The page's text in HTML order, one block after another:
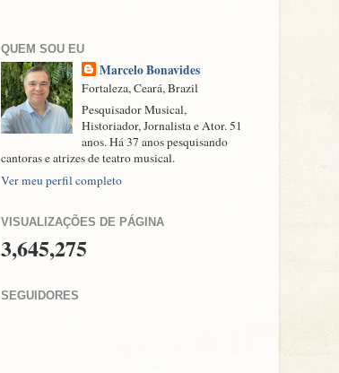
QUEM SOU EU
Marcelo Bonavides
Fortaleza, Ceará, Brazil
Pesquisador Musical,
Historiador, Jornalista e Ator. 51
anos. Há 37 anos pesquisando
cantoras e atrizes de teatro musical.
Ver meu perfil completo
VISUALIZAÇÕES DE PÁGINA
3,645,275
SEGUIDORES